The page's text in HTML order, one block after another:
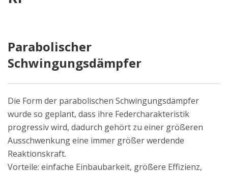
Parabolischer
Schwingungsdämpfer
Die Form der parabolischen Schwingungsdämpfer
wurde so geplant, dass ihre Federcharakteristik
progressiv wird, dadurch gehört zu einer größeren
Ausschwenkung eine immer größer werdende
Reaktionskraft.
Vorteile: einfache Einbaubarkeit, größere Effizienz,